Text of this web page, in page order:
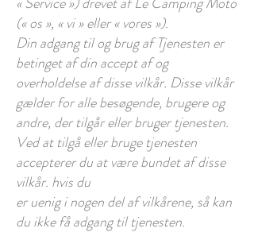
(« os », « vi » eller « vores »).
Din adgang til og brug af Tjenesten er
betinget af din accept af og
overholdelse af disse vilkår. Disse vilkår
gælder for alle besøgende, brugere og
andre, der tilgår eller bruger tjenesten.
Ved at tilgå eller bruge tjenesten
accepterer du at være bundet af disse
vilkår. hvis du
er uenig i nogen del af vilkårene, så kan
du ikke få adgang til tjenesten.